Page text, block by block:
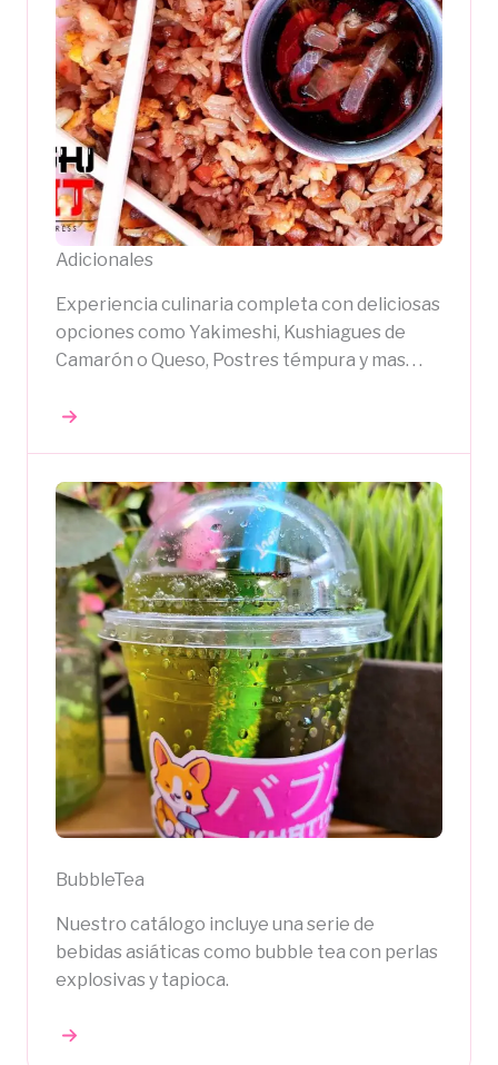
Adicionales
Experiencia culinaria completa con deliciosas
opciones como Yakimeshi, Kushiagues de
Camarón o Queso, Postres témpura y mas. . .
BubbleTea
Nuestro catálogo incluye una serie de
bebidas asiáticas como bubble tea con perlas
explosivas y tapioca.